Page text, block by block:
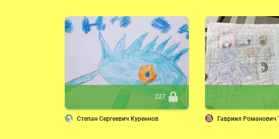
227
Степан Сергеевич Куреннов Гавриил Романович